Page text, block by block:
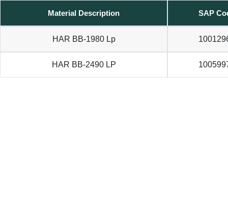
Material Description SAP
HAR BB-1980 Lp
HAR BB-2490 LP